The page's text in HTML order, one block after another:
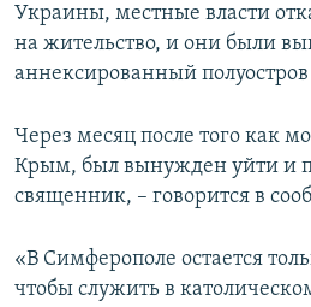
Украины, местные власти
на жительство, и они были
аннексированный полуостров
Через месяц после того как
Крым, был вынужден уйти и
священник, – говорится в
«В Симферополе остается
чтобы служить в